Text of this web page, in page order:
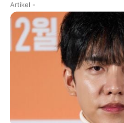
Artikel -